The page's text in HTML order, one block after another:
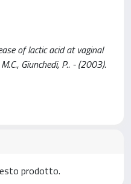
of lactic acid at vaginal
Giunchedi, P.. - (2003).
prodotto.